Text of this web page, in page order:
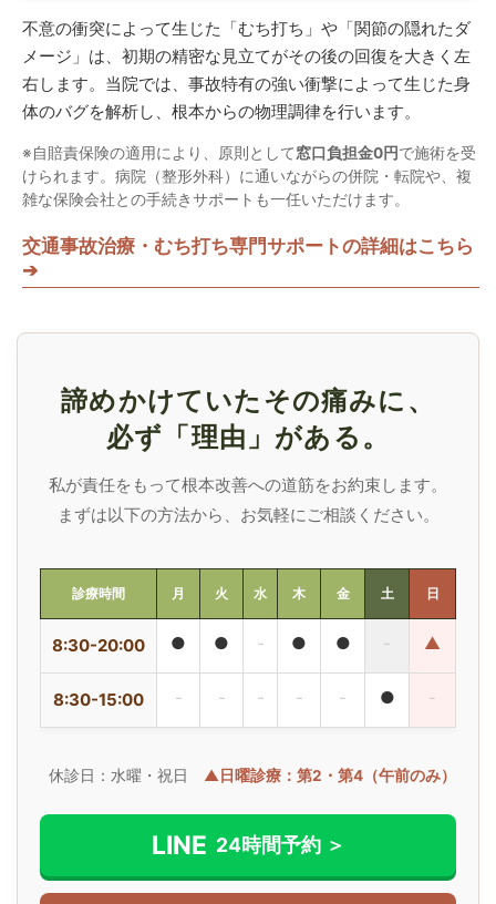
不意の衝突によって生じた「むち打ち」や「関節の隠れたダ
メージ」は、初期の精密な見立てがその後の回復を大きく左
右します。当院では、事故特有の強い衝撃によって生じた身
体のバグを解析し、根本からの物理調律を行います。
※自賠責保険の適用により、原則として窓口負担金0円で施術を受
けられます。病院（整形外科）に通いながらの併院・転院や、複
雑な保険会社との手続きサポートも一任いただけます。
交通事故治療・むち打ち専門サポートの詳細はこちら
➔
諦めかけていたその痛みに、
必ず「理由」がある。
私が責任をもって根本改善への道筋をお約束します。
まずは以下の方法から、お気軽にご相談ください。
診療時間 月 火 水 木 金 土 日
8:30-20:00 ● ● - ● ● - ▲
8:30-15:00 - - - - - ● -
休診日：水曜・祝日 ▲日曜診療：第2・第4（午前のみ）
LINE 24時間予約 ＞